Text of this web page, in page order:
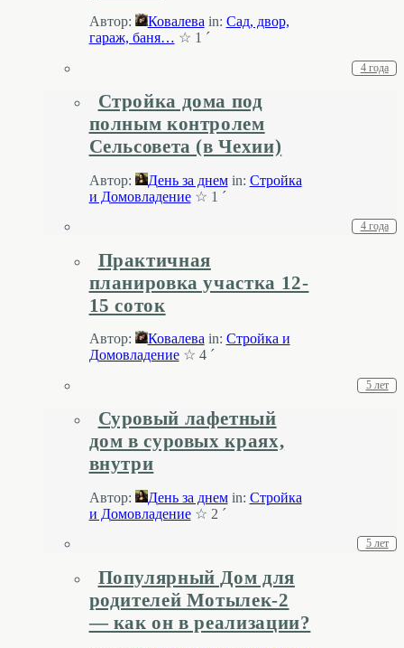
Автор: Ковалева in: Cад, двор,
гараж, баня… ☆ 1 ´
4 года
Стройка дома под
полным контролем
Сельсовета (в Чехии)
Автор: День за днем in: Стройка
и Домовладение☆ 1 ´
4 года
Практичная
планировка участка 12-
15 соток
Автор: Ковалева in: Стройка и
Домовладение☆ 4 ´
5 лет
Суровый лафетный
дом в суровых краях,
внутри
Автор: День за днем in: Стройка
и Домовладение☆ 2 ´
5 лет
Популярный Дом для
родителей Мотылек-2
— как он в реализации?